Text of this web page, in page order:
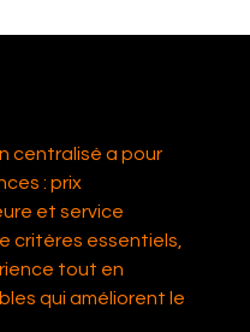
centralisé a pour
: prix
et service
critères essentiels,
tout en
qui améliorent le